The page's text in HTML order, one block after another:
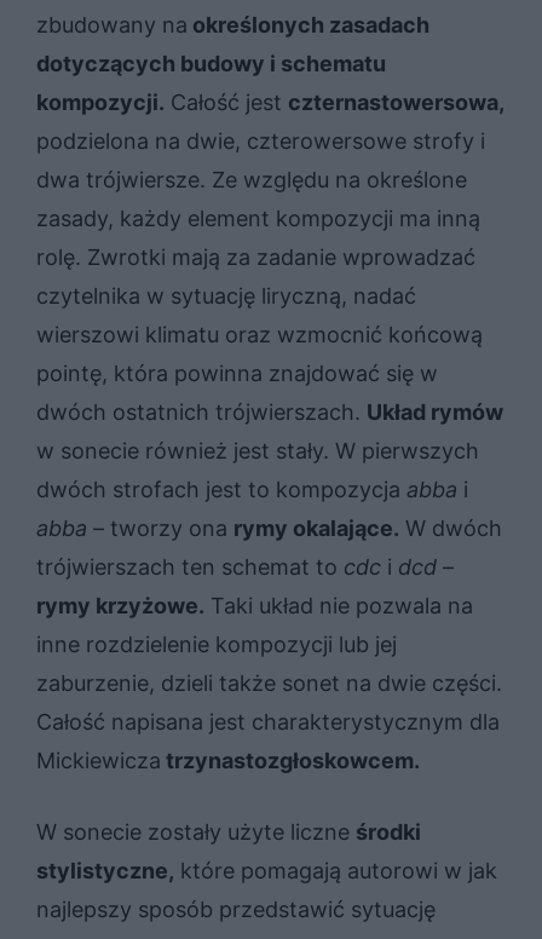
zbudowany na określonych zasadach
dotyczących budowy i schematu
kompozycji. Całość jest czternastowersowa,
podzielona na dwie, czterowersowe strofy i
dwa trójwiersze. Ze względu na określone
zasady, każdy element kompozycji ma inną
rolę. Zwrotki mają za zadanie wprowadzać
czytelnika w sytuację liryczną, nadać
wierszowi klimatu oraz wzmocnić końcową
pointę, która powinna znajdować się w
dwóch ostatnich trójwierszach. Układ rymów
w sonecie również jest stały. W pierwszych
dwóch strofach jest to kompozycja abba i
abba – tworzy ona rymy okalające. W dwóch
trójwierszach ten schemat to cdc i dcd –
rymy krzyżowe. Taki układ nie pozwala na
inne rozdzielenie kompozycji lub jej
zaburzenie, dzieli także sonet na dwie części.
Całość napisana jest charakterystycznym dla
Mickiewicza trzynastozgłoskowcem.
W sonecie zostały użyte liczne środki
stylistyczne, które pomagają autorowi w jak
najlepszy sposób przedstawić sytuację